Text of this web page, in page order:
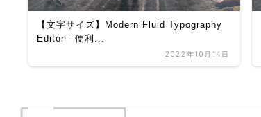
【文字サイズ】Modern Fluid Typography
Editor - 便利...
2022年10月14日